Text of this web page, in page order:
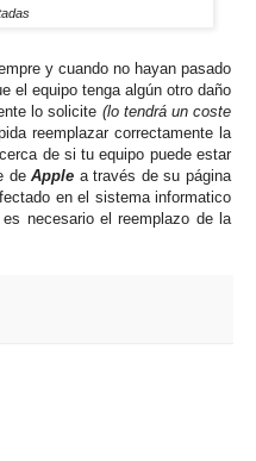
y cuando no hayan pasado
el equipo tenga algún otro daño
lo solicite (lo tendrá un coste
reemplazar correctamente la
de si tu equipo puede estar
deApple a través de su página
en el sistema informatico
necesario el reemplazo de la